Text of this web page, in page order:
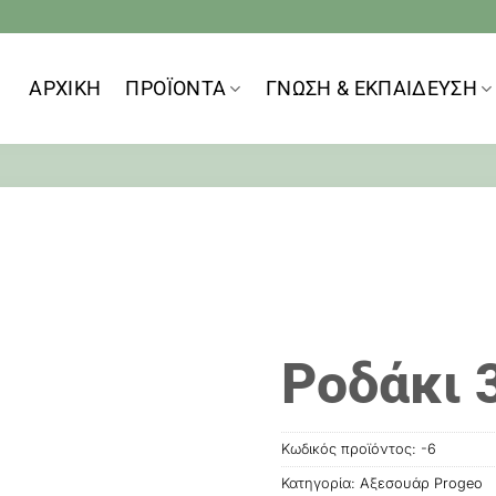
ΑΡΧΙΚΗ
ΠΡΟΪOΝΤΑ ΓΝΩΣΗ & ΕΚΠΑΙΔΕΥΣΗ
Ροδάκι
Κωδικός προϊόντος: -6
Κατηγορία: Αξεσουάρ Progeo